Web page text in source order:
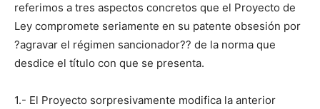
referimos a tres aspectos concretos que el Proyecto de
Ley compromete seriamente en su patente obsesión por
?agravar el régimen sancionador?? de la norma que
desdice el título con que se presenta.
1.- El Proyecto sorpresivamente modifica la anterior